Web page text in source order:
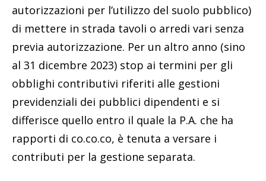
autorizzazioni per l’utilizzo del suolo pubblico)
di mettere in strada tavoli o arredi vari senza
previa autorizzazione. Per un altro anno (sino
al 31 dicembre 2023) stop ai termini per gli
obblighi contributivi riferiti alle gestioni
previdenziali dei pubblici dipendenti e si
differisce quello entro il quale la P.A. che ha
rapporti di co.co.co, è tenuta a versare i
contributi per la gestione separata.